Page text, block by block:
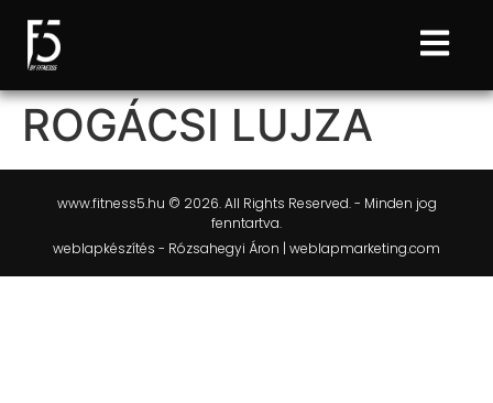
ROGÁCSI LUJZA
www.fitness5.hu © 2026. All Rights Reserved. - Minden jog
fenntartva.
weblapkészítés - Rózsahegyi Áron | weblapmarketing.com